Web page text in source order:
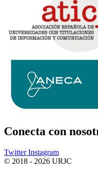
Conecta con
Twitter Instagram
© 2018 - 2026 URJC